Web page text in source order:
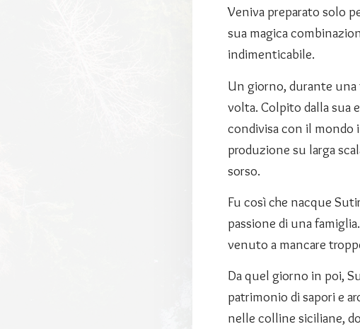
Veniva preparato solo
sua magica
indimenticabile.
Un giorno, durante una
volta. Colpito dalla sua
condivisa con il mondo
produzione su larga
sorso.
Fu così che nacque
passione di una
venuto a mancare
Da quel giorno in poi,
patrimonio di sapori e
nelle colline siciliane,